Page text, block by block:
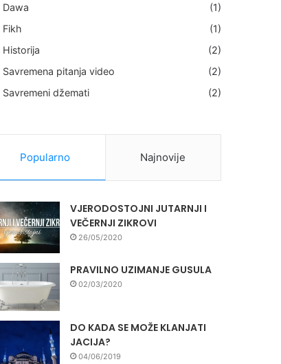
Dawa
(1)
Fikh
(1)
Historija
(2)
Savremena pitanja video
(2)
Savremeni džemati
(2)
Popularno Najnovije
VJERODOSTOJNI JUTARNJI I
VEČERNJI ZIKROVI
26/05/2020
PRAVILNO UZIMANJE GUSULA
02/03/2020
DO KADA SE MOŽE KLANJATI
JACIJA?
04/06/2019